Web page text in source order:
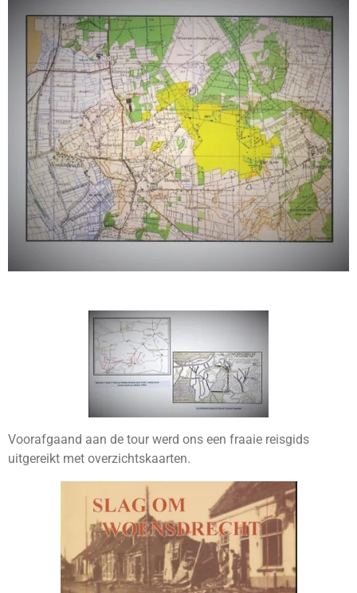
Voorafgaand aan de tour werd ons een fraaie reisgids
uitgereikt met overzichtskaarten.